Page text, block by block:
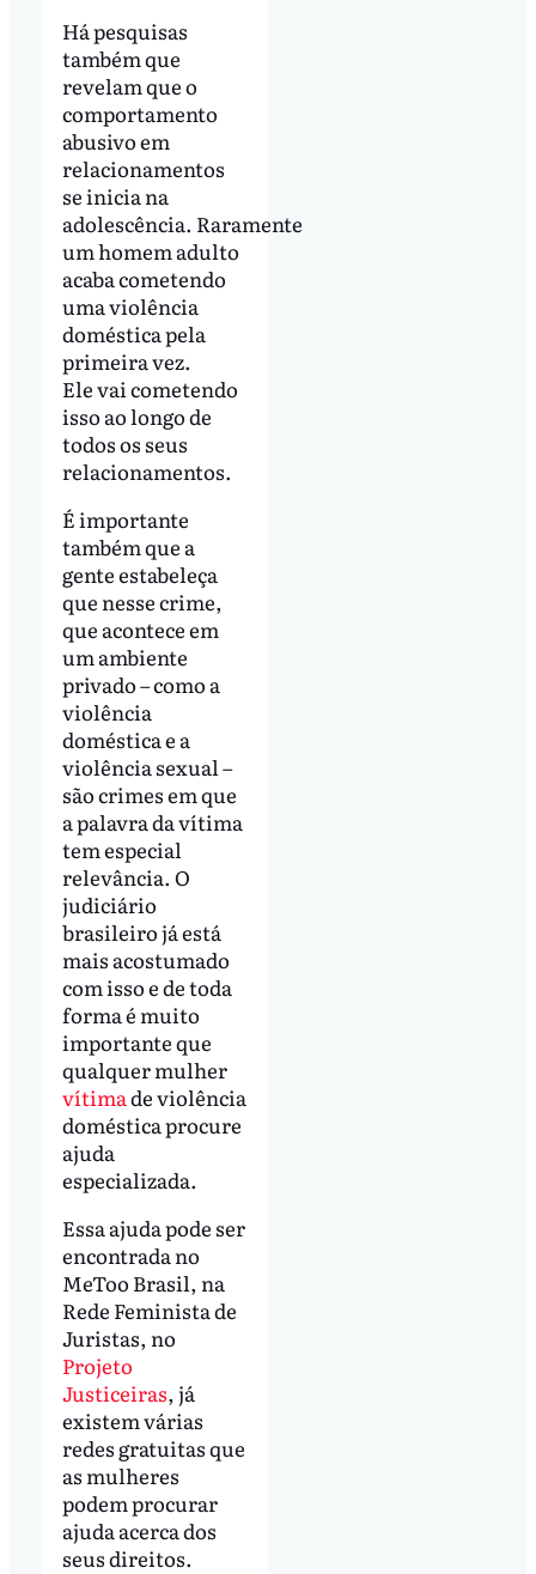
Há pesquisas
também que
revelam que o
comportamento
abusivo em
relacionamentos
se inicia na
adolescência. Raramente
um homem adulto
acaba cometendo
uma violência
doméstica pela
primeira vez.
Ele vai cometendo
isso ao longo de
todos os seus
relacionamentos.
É importante
também que a
gente estabeleça
que nesse crime,
que acontece em
um ambiente
privado – como a
violência
doméstica e a
violência sexual –
são crimes em que
a palavra da vítima
tem especial
relevância. O
judiciário
brasileiro já está
mais acostumado
com isso e de toda
forma é muito
importante que
qualquer mulher
vítimade violência
doméstica procure
ajuda
especializada.
Essa ajuda pode ser
encontrada no
MeToo Brasil, na
Rede Feminista de
Juristas, no
Projeto
Justiceiras, já
existem várias
redes gratuitas que
as mulheres
podem procurar
ajuda acerca dos
seus direitos.